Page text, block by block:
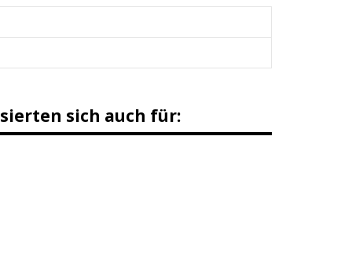
sich auch für: